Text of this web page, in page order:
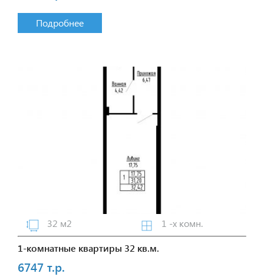
Подробнее
32 м2
1 -х комн.
1-комнатные квартиры 32 кв.м.
6747 т.р.